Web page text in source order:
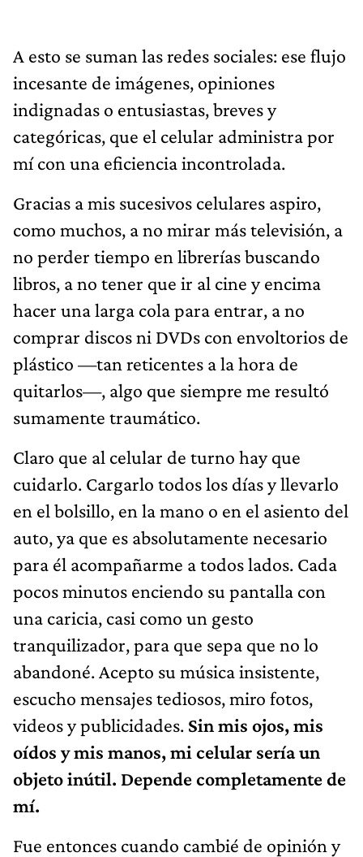
A esto se suman las redes sociales: ese flujo
incesante de imágenes, opiniones
indignadas o entusiastas, breves y
categóricas, que el celular administra por
mí con una eficiencia incontrolada.
Gracias a mis sucesivos celulares aspiro,
como muchos, a no mirar más televisión, a
no perder tiempo en librerías buscando
libros, a no tener que ir al cine y encima
hacer una larga cola para entrar, a no
comprar discos ni DVDs con envoltorios de
plástico —tan reticentes a la hora de
quitarlos—, algo que siempre me resultó
sumamente traumático.
Claro que al celular de turno hay que
cuidarlo. Cargarlo todos los días y llevarlo
en el bolsillo, en la mano o en el asiento del
auto, ya que es absolutamente necesario
para él acompañarme a todos lados. Cada
pocos minutos enciendo su pantalla con
una caricia, casi como un gesto
tranquilizador, para que sepa que no lo
abandoné. Acepto su música insistente,
escucho mensajes tediosos, miro fotos,
videos y publicidades. Sin mis ojos, mis
oídos y mis manos, mi celular sería un
objeto inútil. Depende completamente de
mí.
Fue entonces cuando cambié de opinión y